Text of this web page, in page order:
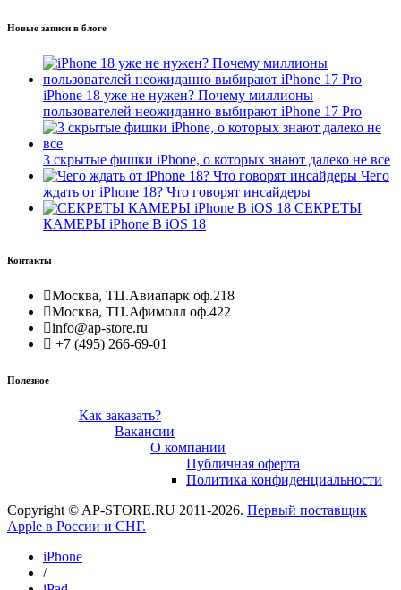
Новые записи в блоге
iPhone 18 уже не нужен? Почему миллионы
пользователей неожиданно выбирают iPhone 17 Pro
3 скрытые фишки iPhone, о которых знают далеко не все
Чего
ждать от iPhone 18? Что говорят инсайдеры
СЕКРЕТЫ
КАМЕРЫ iPhone В iOS 18
Контакты
Москва, ТЦ.Авиапарк оф.218
Москва, ТЦ.Афимолл оф.422
info@ap-store.ru
+7 (495) 266-69-01
Полезное
Как заказать?
Вакансии
О компании
Публичная оферта
Политика конфиденциальности
Copyright © AP-STORE.RU 2011-2026. Первый поставщик
Apple в России и СНГ.
iPhone
/